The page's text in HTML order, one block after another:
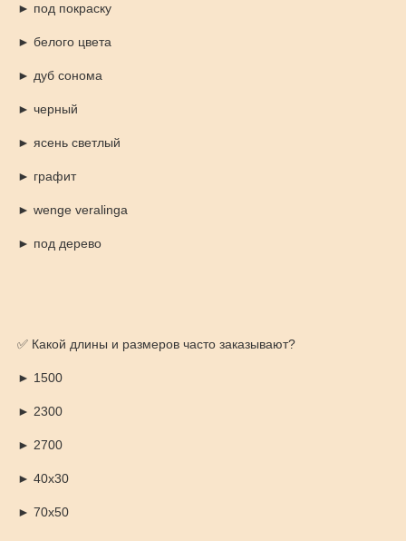
► под покраску
► белого цвета
► дуб сонома
► черный
► ясень светлый
► графит
► wenge veralinga
► под дерево
✅ Какой длины и размеров часто заказывают?
► 1500
► 2300
► 2700
► 40х30
► 70х50